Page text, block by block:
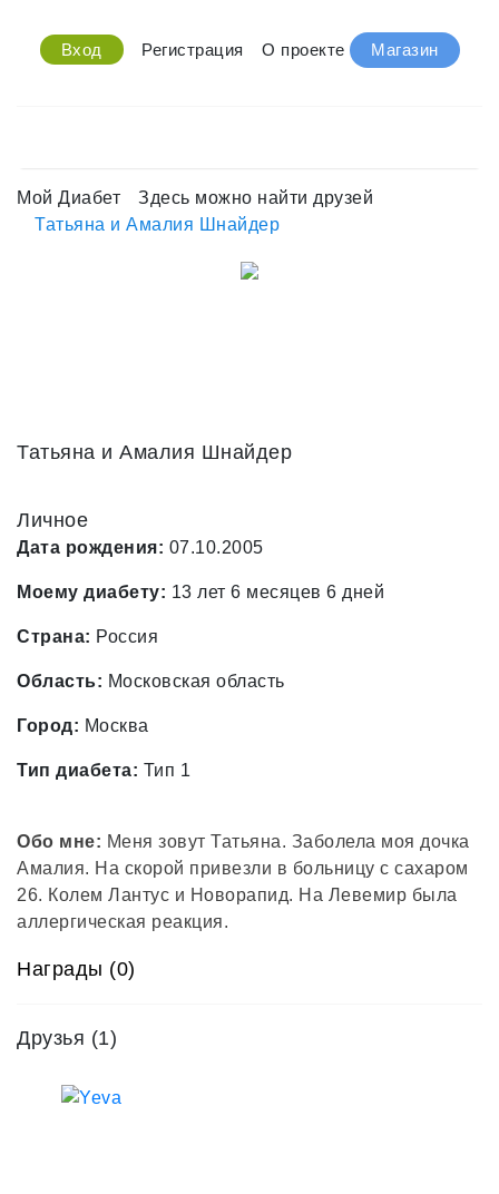
Вход Регистрация О проекте Магазин
Мой Диабет
Здесь можно найти друзей
Татьяна и Амалия Шнайдер
Татьяна и Амалия Шнайдер
Личное
Дата рождения: 07.10.2005
Моему диабету: 13 лет 6 месяцев 6 дней
Страна: Россия
Область: Московская область
Город: Москва
Тип диабета: Тип 1
Обо мне: Меня зовут Татьяна. Заболела моя дочка
Амалия. На скорой привезли в больницу с сахаром
26. Колем Лантус и Новорапид. На Левемир была
аллергическая реакция.
Награды (0)
Друзья (1)